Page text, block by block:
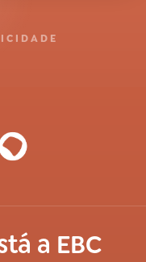
a EBC